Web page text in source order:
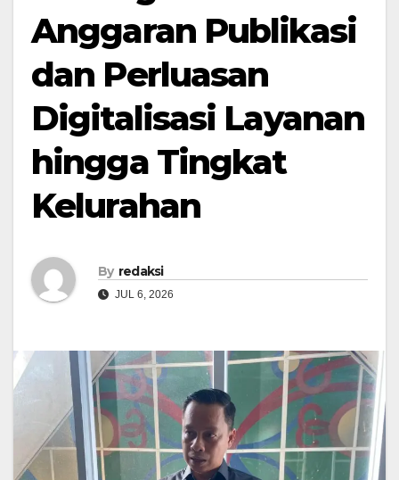
Anggaran Publikasi
dan Perluasan
Digitalisasi Layanan
hingga Tingkat
Kelurahan
By redaksi
JUL 6, 2026